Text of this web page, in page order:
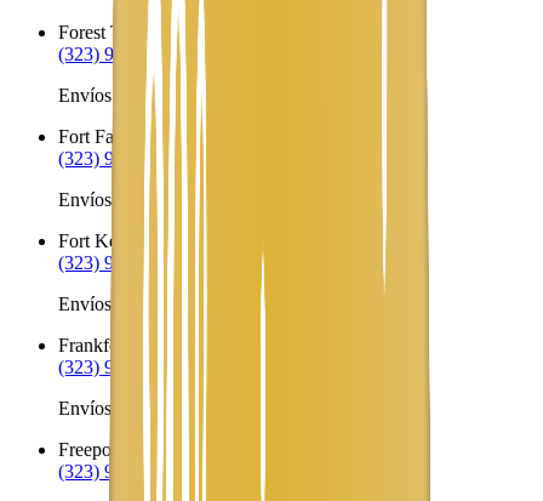
Forest Township
ME
(323) 953-8100
Envíos a Nicaragua desde Forest Township
Fort Fairfield
ME
(323) 953-8100
Envíos a Nicaragua desde Fort Fairfield
Fort Kent
(323) 953-8100
Envíos a Nicaragua desde Fort Kent
Frankfort
(323) 953-8100
Envíos a Nicaragua desde Frankfort
Freeport
ME
(323) 953-8100